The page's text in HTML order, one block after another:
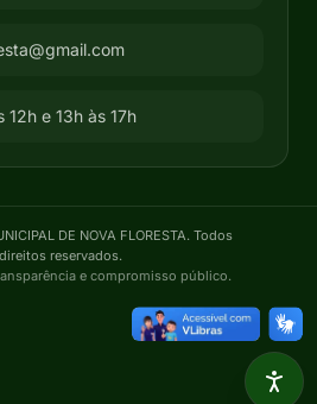
12h e 13h às 17h
DE NOVA FLORESTA. Todos
reservados.
e compromisso público.